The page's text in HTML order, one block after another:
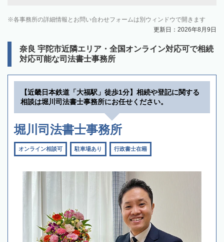
各事務所の詳細情報とお問い合わせフォームは別ウィンドウで開きます
更新日：2026年8月9日
奈良 宇陀市近隣エリア・全国オンライン対応可で相続
対応可能な司法書士事務所
【近畿日本鉄道「大福駅」徒歩1分】相続や登記に関する
相談は堀川司法書士事務所にお任せください。
堀川司法書士事務所
オンライン相談可 駐車場あり 行政書士在籍